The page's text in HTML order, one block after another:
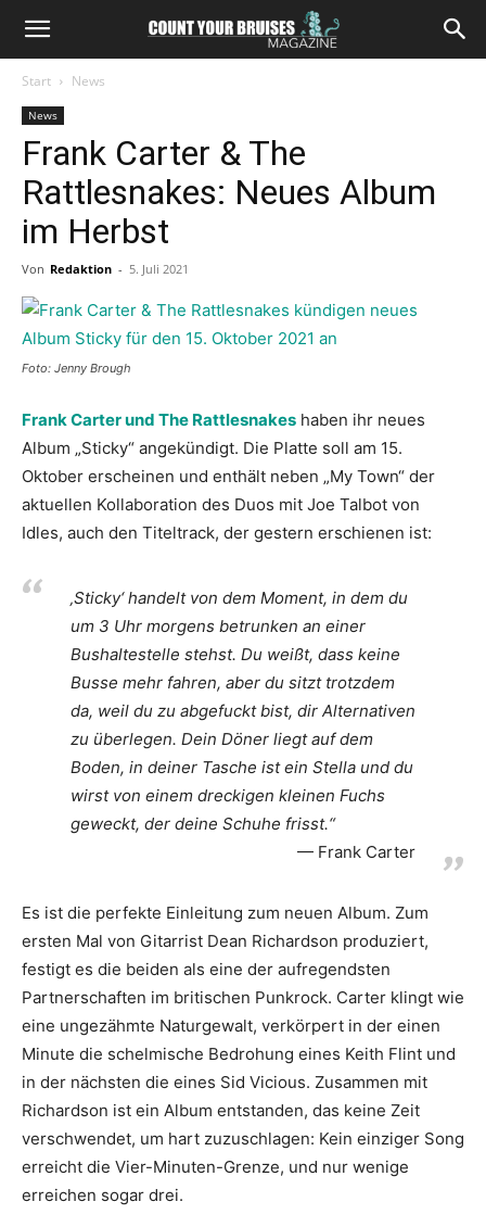
Start News
News
Frank Carter & The
Rattlesnakes: Neues Album
im Herbst
Von Redaktion - 5. Juli 2021
Foto: Jenny Brough
Frank Carter und The Rattlesnakes haben ihr neues
Album „Sticky“ angekündigt. Die Platte soll am 15.
Oktober erscheinen und enthält neben „My Town“ der
aktuellen Kollaboration des Duos mit Joe Talbot von
Idles, auch den Titeltrack, der gestern erschienen ist:
‚Sticky‘ handelt von dem Moment, in dem du
um 3 Uhr morgens betrunken an einer
Bushaltestelle stehst. Du weißt, dass keine
Busse mehr fahren, aber du sitzt trotzdem
da, weil du zu abgefuckt bist, dir Alternativen
zu überlegen. Dein Döner liegt auf dem
Boden, in deiner Tasche ist ein Stella und du
wirst von einem dreckigen kleinen Fuchs
geweckt, der deine Schuhe frisst.“
Frank Carter
Es ist die perfekte Einleitung zum neuen Album. Zum
ersten Mal von Gitarrist Dean Richardson produziert,
festigt es die beiden als eine der aufregendsten
Partnerschaften im britischen Punkrock. Carter klingt wie
eine ungezähmte Naturgewalt, verkörpert in der einen
Minute die schelmische Bedrohung eines Keith Flint und
in der nächsten die eines Sid Vicious. Zusammen mit
Richardson ist ein Album entstanden, das keine Zeit
verschwendet, um hart zuzuschlagen: Kein einziger Song
erreicht die Vier-Minuten-Grenze, und nur wenige
erreichen sogar drei.